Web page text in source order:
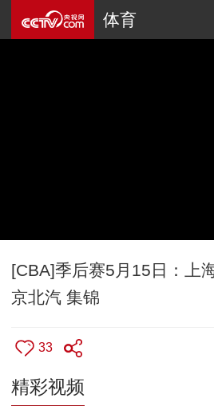
体育
[CBA]季后赛5月15日：上
京北汽 集锦
33
精彩视频